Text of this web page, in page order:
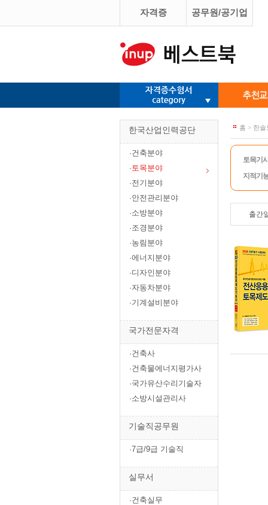
자격증 공무원/공기업
한국산업인력공단
·건축분야
·토목분야
·전기분야
·안전관리분야
·소방분야
·조경분야
·농림분야
·에너지분야
·디자인분야
·자동차분야
·기계설비분야
국가전문자격
·건축사
·건축물에너지평가사
·국가유산수리기술자
·소방시설관리사
기술직공무원
·7급/9급 기술직
실무서
·건축실무
홈 > 한
토목기
지적기
출간